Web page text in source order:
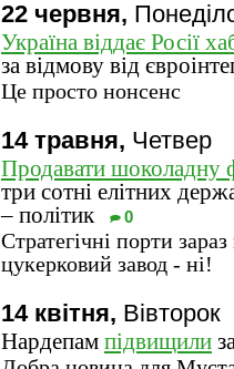
22 червня,
Україна віддає Росії
за відмову від
Це просто нонсенс
14 травня, Четвер
Продавати шоколадну
три сотні елітних
– політик
0
Стратегічні порти
цукерковий завод - ні!
14 квітня, Вівторок
Нардепам підвищили